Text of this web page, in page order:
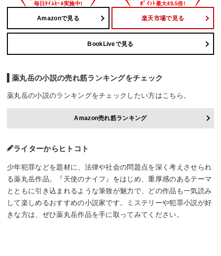
Amazonで見る 楽天市場で見る
BookLiveで見る
薬丸岳の小説の売れ筋ランキングをチェック
薬丸岳の小説のランキングをチェックしたい方はこちら。
Amazon売れ筋ランキング
ライターからヒトコト
少年犯罪などを題材に、法律や社会の問題点を深く考えさせられ
る薬丸岳作品。『天使のナイフ』をはじめ、重厚感のあるテーマ
とともに引き込まれるような筆致が魅力で、どの作品も一気読み
して楽しめるおすすめの小説家です。ミステリーや犯罪小説が好
きな方は、ぜひ薬丸岳作品を手に取ってみてください。